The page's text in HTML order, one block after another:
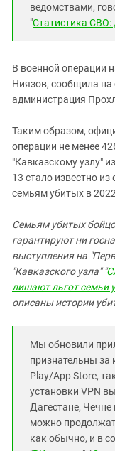
ведомствами,
"Статистика СВО:
В военной операции
Ниязов, сообщила на
администрация
Таким образом,
операции не менее
"Кавказскому узлу"
13 стало известно
семьям убитых в
Семьям убитых
гарантируют ни
выступления на
"Кавказского узла" "
лишают льгот семьи
описаны истории
Мы обновили
признательны за
Play/App Store,
установки VPN
Дагестане, Чечне
можно
как обычно, и в